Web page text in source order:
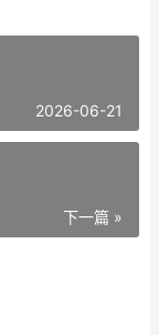
2026-06-21
下一篇 »